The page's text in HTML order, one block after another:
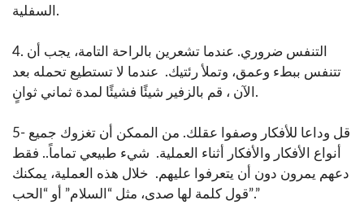
السفلية.
4. التنفس ضروري. عندما تشعرين بالراحة التامة، يجب أن
تتنفس ببطء وعمق، وتملأ رئتيك. عندما لا تستطيع تحمله بعد
الآن ، قم بالزفير شيئًا فشيئًا لمدة ثماني ثوانٍ.
5- قل وداعا للأفكار وصفوا عقلك. من الممكن أن تغزوك جميع
أنواع الأفكار والأفكار أثناء العملية. شيء طبيعي تماماً.. فقط
دعهم يمرون دون أن يتعرفوا عليهم. خلال هذه العملية، يمكنك
قول كلمة لها صدى، مثل “السلام” أو “الحب”.”